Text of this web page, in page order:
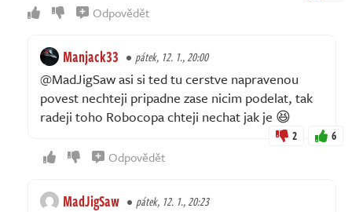
Odpovědět
Manjack33 pátek, 12. 1., 20:00
@MadJigSaw asi si ted tu cerstve napravenou
povest nechteji pripadne zase nicim podelat, tak
radeji toho Robocopa chteji nechat jak je 😆
2 6
Odpovědět
MadJigSaw pátek, 12. 1., 20:23